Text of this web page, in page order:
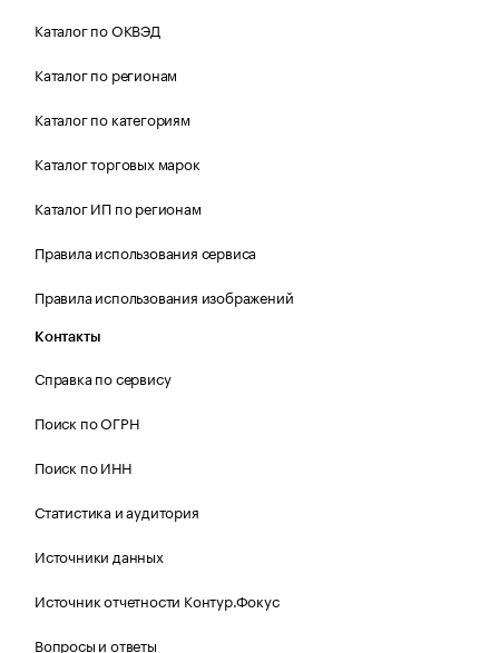
Каталог по ОКВЭД
Каталог по регионам
Каталог по категориям
Каталог торговых марок
Каталог ИП по регионам
Правила использования сервиса
Правила использования изображений
Контакты
Справка по сервису
Поиск по ОГРН
Поиск по ИНН
Статистика и аудитория
Источники данных
Источник отчетности Контур.Фокус
Вопросы и ответы